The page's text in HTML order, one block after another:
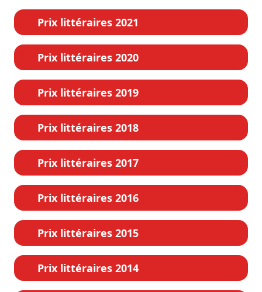
Prix littéraires 2021
Prix littéraires 2020
Prix littéraires 2019
Prix littéraires 2018
Prix littéraires 2017
Prix littéraires 2016
Prix littéraires 2015
Prix littéraires 2014